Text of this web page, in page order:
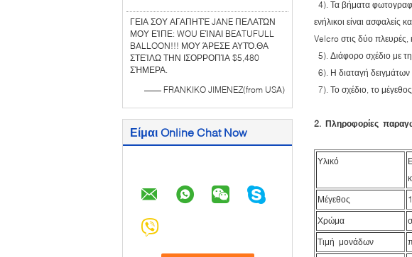
ΓΕΙΑ ΣΟΥ ΑΓΑΠΗΤΈ JANE ΠΕΛΑΤΏΝ
ΜΟΥ ΕΊΠΕ: WOU ΕΊΝΑΙ BEATUFULL
BALLOON!!! ΜΟΥ ΆΡΕΣΕ ΑΥΤΌ.ΘΑ
ΣΤΕΊΛΩ ΤΗΝ ΙΣΟΡΡΟΠΊΑ $5,480
ΣΉΜΕΡΑ.
—— FRANKIKO JIMENEZ(from USA)
Είμαι Online Chat Now
4). Τα βήματα
ενήλικοι είναι
Velcro στις δύο πλευρές,
5). Διάφορο σχέδιο
6). Η διαταγή
7). Το σχέδιο, το
2. Πληροφορίες
Υλικό
Μέγεθος
Χρώμα
Τιμή μονάδων